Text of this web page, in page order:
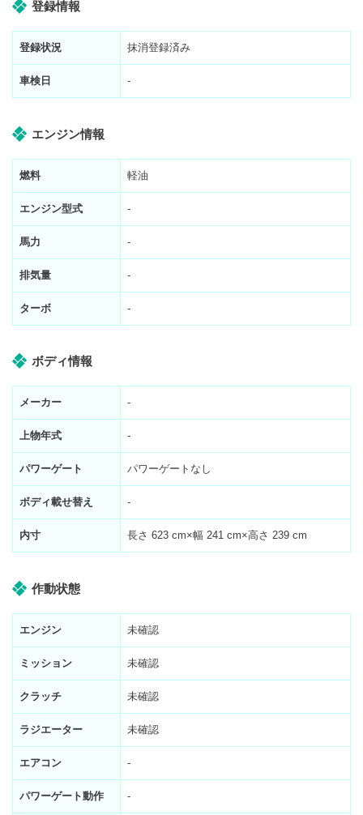
登録情報
登録状況 抹消登録済み
車検日 -
エンジン情報
燃料 軽油
エンジン型式 -
馬力 -
排気量 -
ターボ -
ボディ情報
メーカー -
上物年式 -
パワーゲート パワーゲートなし
ボディ載せ替え -
内寸 長さ 623 cm×幅 241 cm×高さ 239 cm
作動状態
エンジン 未確認
ミッション 未確認
クラッチ 未確認
ラジエーター 未確認
エアコン -
パワーゲート動作 -